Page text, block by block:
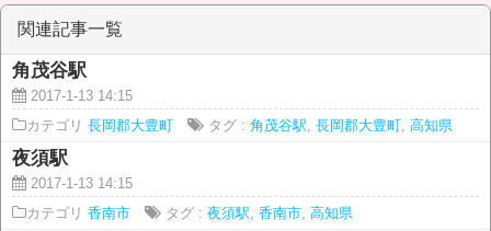
関連記事一覧
角茂谷駅
2017-1-13 14:15
カテゴリ 長岡郡大豊町 タグ : 角茂谷駅 長岡郡大豊町, 高知県
夜須駅
2017-1-13 14:15
カテゴリ 香南市 タグ : 夜須駅 香南市, 高知県